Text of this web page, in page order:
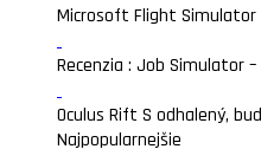
Microsoft Flight
Recenzia : Job Simulator
Oculus Rift S odhalený,
Najpopularnejšie